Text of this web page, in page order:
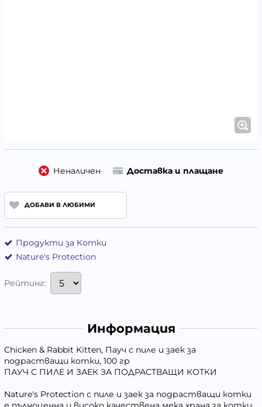
Неналичен Доставка и плащане
ДОБАВИ В ЛЮБИМИ
Продукти за Котки
Nature's Protection
Рейтинг:
Информация
Chicken & Rabbit Kitten, Пауч с пиле и заек за
подрастващи котки, 100 гр
ПАУЧ С ПИЛЕ И ЗАЕК ЗА ПОДРАСТВАЩИ КОТКИ
Nature's Protection с пиле и заек за подрастващи котки